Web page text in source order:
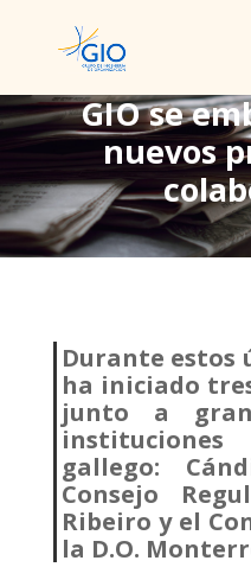
GIO se
nuevos
GIO se
nuevos
Durante estos
ha iniciado
junto a
gallego:
Consejo
Ribeiro y el
la D.O.